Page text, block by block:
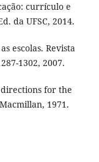
currículo e
da UFSC, 2014.
escolas. Revista
1302, 2007.
directions for the
1971.